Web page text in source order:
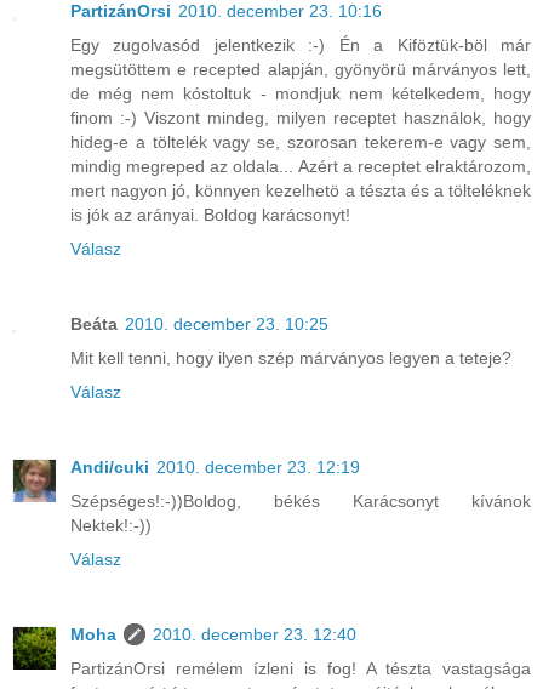
PartizánOrsi 2010. december 23. 10:16
Egy zugolvasód jelentkezik :-) Én a Kiföztük-böl már
megsütöttem e recepted alapján, gyönyörü márványos lett,
de még nem kóstoltuk - mondjuk nem kételkedem, hogy
finom :-) Viszont mindeg, milyen receptet használok, hogy
hideg-e a töltelék vagy se, szorosan tekerem-e vagy sem,
mindig megreped az oldala... Azért a receptet elraktározom,
mert nagyon jó, könnyen kezelhetö a tészta és a tölteléknek
is jók az arányai. Boldog karácsonyt!
Válasz
Beáta 2010. december 23. 10:25
Mit kell tenni, hogy ilyen szép márványos legyen a teteje?
Válasz
Andi/cuki 2010. december 23. 12:19
Szépséges!:-))Boldog, békés Karácsonyt kívánok
Nektek!:-))
Válasz
Moha
2010. december 23. 12:40
PartizánOrsi remélem ízleni is fog! A tészta vastagsága